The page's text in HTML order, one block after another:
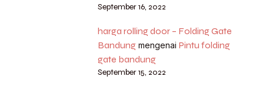
September 16, 2022
harga rolling door – Folding Gate
Bandungmengenai Pintu folding
gate bandung
September 15, 2022